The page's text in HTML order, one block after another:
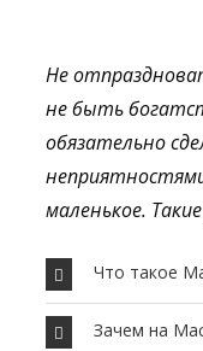
Не
не быть
обязательно
маленькое.
Что такое
Зачем на